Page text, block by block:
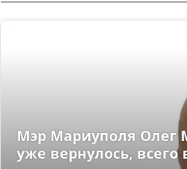
Мэр Мариуполя Олег
уже вернулось,